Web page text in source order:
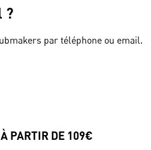
?
par téléphone ou email.
PARTIR DE 109€